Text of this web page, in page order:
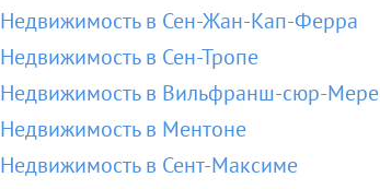
Недвижимость в Сен-Жан-Кап-Ферра
Недвижимость в Сен-Тропе
Недвижимость в Вильфранш-сюр-Мере
Недвижимость в Ментоне
Недвижимость в Сент-Максиме